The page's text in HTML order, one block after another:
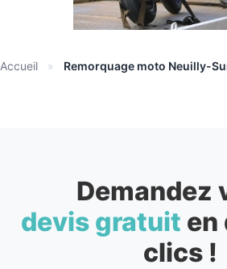
Accueil » Remorquage moto Neuilly-
Demandez
devis gratuit en
clics !